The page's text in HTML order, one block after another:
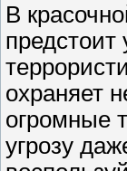
В
охраняет
огромные
угрозу